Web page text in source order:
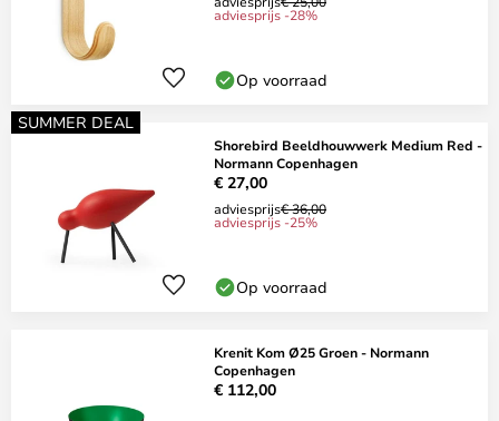
adviesprijs -28%
Op voorraad
SUMMER DEAL
Shorebird Beeldhouwwerk Medium Red -
Normann Copenhagen
€ 27,00
adviesprijs€ 36,00
adviesprijs -25%
Op voorraad
Krenit Kom Ø25 Groen - Normann
Copenhagen
€ 112,00